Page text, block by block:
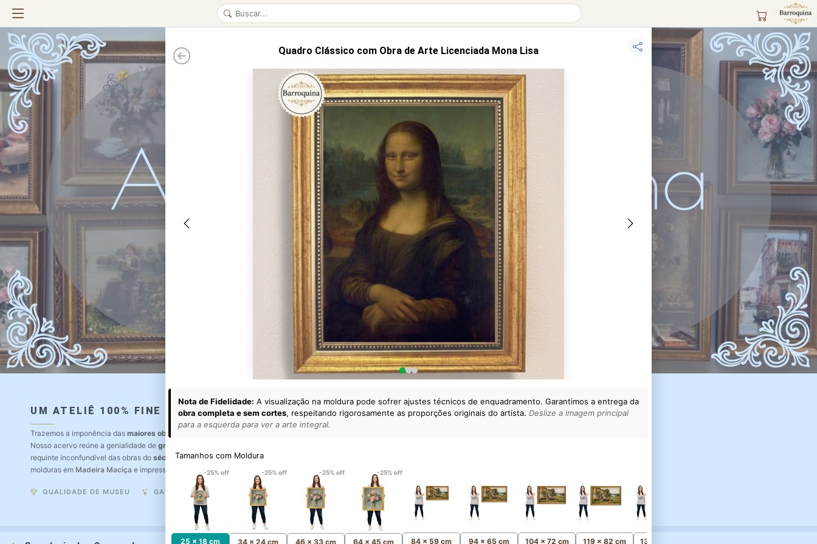
UM ATELIÊ 100% FINE ART
Trazemos a imponência das maiores obras de arte do mundo
Nosso acervo reúne a genialidade de grandes pintores renomados
requinte inconfundível das obras do século XIX. Produção artesanal em
molduras em Madeira Maciça e impressão com Pigmentação Mineral.
QUALIDADE DE MUSEU GARANTIA ETERNA
Quadro Clássico com Obra de Arte Licenciada Mona Lisa
Nota de Fidelidade: A visualização na moldura pode sofrer ajustes técnicos de enquadramento. Garantimos a entrega da
obra completa e sem cortes, respeitando rigorosamente as proporções originais do artista. Deslize a imagem principal
para a esquerda para ver a arte integral.
Tamanhos com Moldura
-25% off
25 x 18 cm
-25% off
34 x 24 cm
-25% off
46 x 33 cm
-25% off
64 x 45 cm 84 x 59 cm 94 x 65 cm 104 x 72 cm 119 x 82 cm 134 x 93 cm